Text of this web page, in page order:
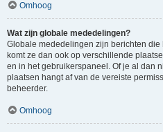
Omhoog
Wat zijn globale mededelingen?
Globale mededelingen zijn berichten
komt ze dan ook op verschillende
en in het gebruikerspaneel. Of je al dan
plaatsen hangt af van de vereiste
beheerder.
Omhoog